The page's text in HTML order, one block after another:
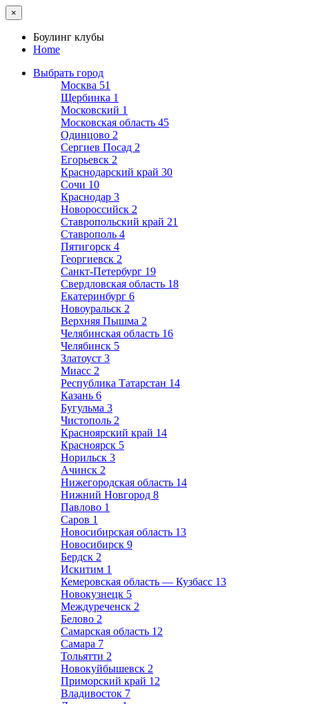
×
Боулинг клубы
Home
Выбрать город
Москва 51
Щербинка 1
Московский 1
Московская область 45
Одинцово 2
Сергиев Посад 2
Егорьевск 2
Краснодарский край 30
Сочи 10
Краснодар 3
Новороссийск 2
Ставропольский край 21
Ставрополь 4
Пятигорск 4
Георгиевск 2
Санкт-Петербург 19
Свердловская область 18
Екатеринбург 6
Новоуральск 2
Верхняя Пышма 2
Челябинская область 16
Челябинск 5
Златоуст 3
Миасс 2
Республика Татарстан 14
Казань 6
Бугульма 3
Чистополь 2
Красноярский край 14
Красноярск 5
Норильск 3
Ачинск 2
Нижегородская область 14
Нижний Новгород 8
Павлово 1
Саров 1
Новосибирская область 13
Новосибирск 9
Бердск 2
Искитим 1
Кемеровская область — Кузбасс 13
Новокузнецк 5
Междуреченск 2
Белово 2
Самарская область 12
Самара 7
Тольятти 2
Новокуйбышевск 2
Приморский край 12
Владивосток 7